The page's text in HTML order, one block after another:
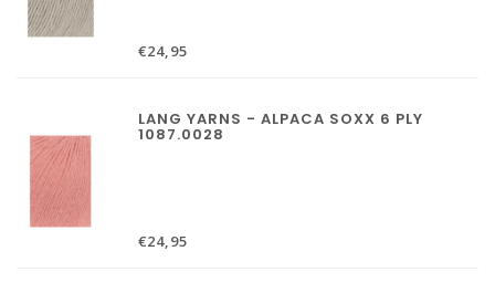
€24,95
LANG YARNS - ALPACA SOXX 6 PLY
1087.0028
€24,95